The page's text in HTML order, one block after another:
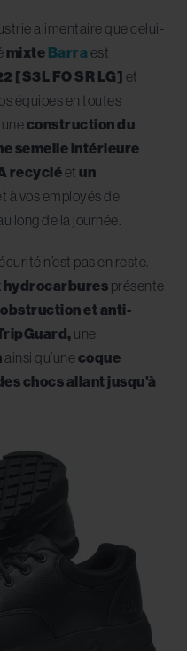
alimentaire que celui-
mixte Barra est
[S3L FO SR LG] et
équipes en toutes
construction du
semelle intérieure
recycléet un
à vos employés de
long de la journée.
n’est pas en reste.
hydrocarbures présente
et anti-
une
ainsi qu’unecoque
chocs allant jusqu’à